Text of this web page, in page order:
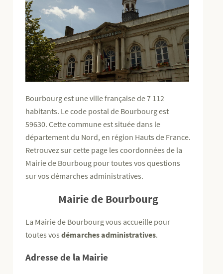
Bourbourg est une ville française de 7 112
habitants. Le code postal de Bourbourg est
59630. Cette commune est située dans le
département du Nord, en région Hauts de France.
Retrouvez sur cette page les coordonnées de la
Mairie de Bourboug pour toutes vos questions
sur vos démarches administratives.
Mairie de Bourbourg
La Mairie de Bourbourg vous accueille pour
toutes vosdémarches administratives.
Adresse de la Mairie